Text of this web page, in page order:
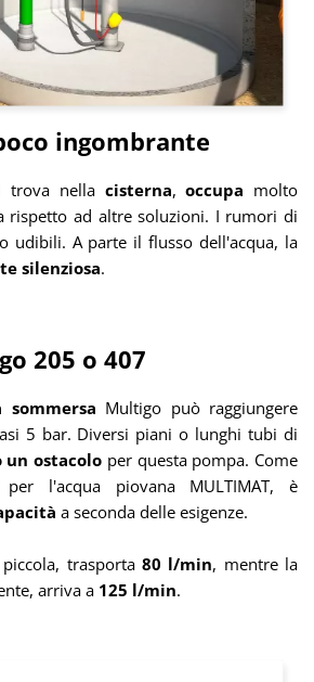
ingombrante
trova nella cisterna,occupa molto
rispetto ad altre soluzioni. I rumori di
udibili. A parte il flusso dell'acqua, la
silenziosa.
205 o 407
sommersa Multigo può raggiungere
5 bar. Diversi piani o lunghi tubi di
un ostacolo per questa pompa. Come
l'acqua piovana MULTIMAT, è
a seconda delle esigenze.
trasporta 80 l/min, mentre la
arriva a 125 l/min.